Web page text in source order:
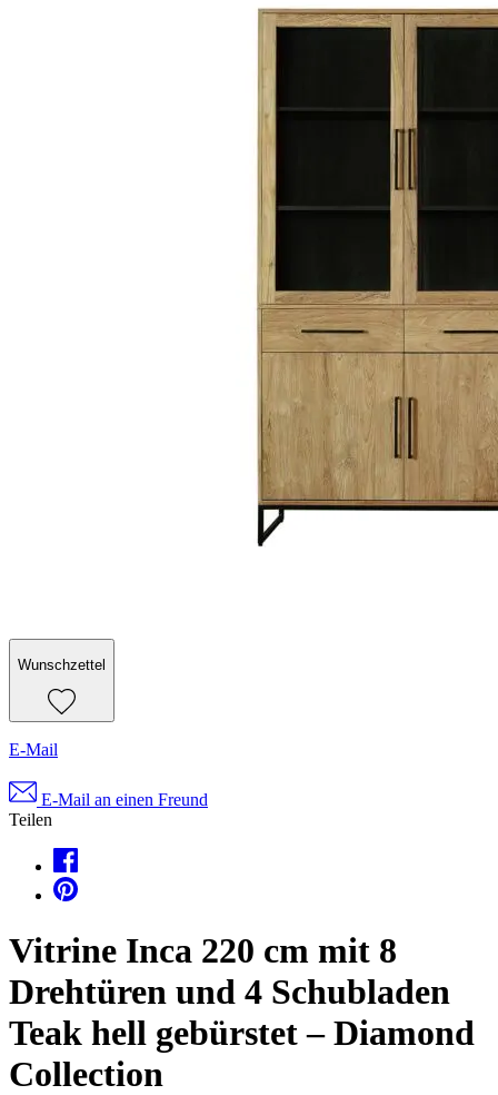
Wunschzettel
E-Mail
E-Mail an einen Freund
Teilen
Vitrine Inca 220 cm mit 8
Drehtüren und 4 Schubladen
Teak hell gebürstet – Diamond
Collection